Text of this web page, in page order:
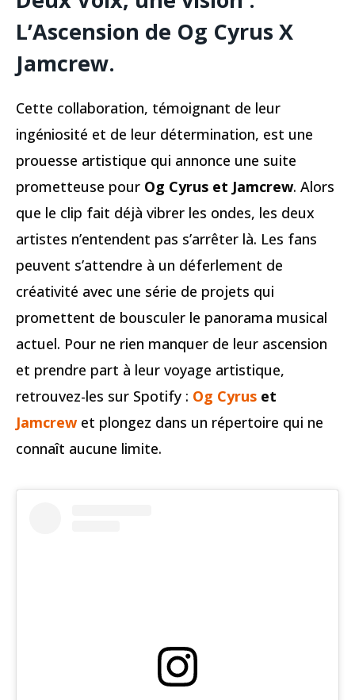
L’Ascension de Og Cyrus X
Jamcrew.
Cette collaboration, témoignant de leur
ingéniosité et de leur détermination, est une
prouesse artistique qui annonce une suite
prometteuse pour Og Cyrus et Jamcrew. Alors
que le clip fait déjà vibrer les ondes, les deux
artistes n’entendent pas s’arrêter là. Les fans
peuvent s’attendre à un déferlement de
créativité avec une série de projets qui
promettent de bousculer le panorama musical
actuel. Pour ne rien manquer de leur ascension
et prendre part à leur voyage artistique,
retrouvez-les sur Spotify : Og Cyrus et
Jamcrew et plongez dans un répertoire qui ne
connaît aucune limite.